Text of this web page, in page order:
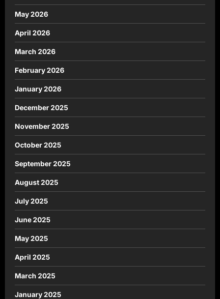
May 2026
April 2026
March 2026
February 2026
January 2026
December 2025
November 2025
October 2025
September 2025
August 2025
July 2025
June 2025
May 2025
April 2025
March 2025
January 2025